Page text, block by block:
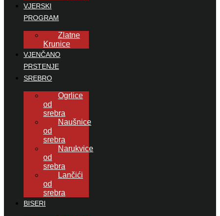
VJERSKI
PROGRAM
Zlatne
Krunice
VJENČANO
PRSTENJE
SREBRO
Ogrlice
od
srebra
Naušnice
od
srebra
Narukvice
od
srebra
Lančići
od
srebra
BISERI